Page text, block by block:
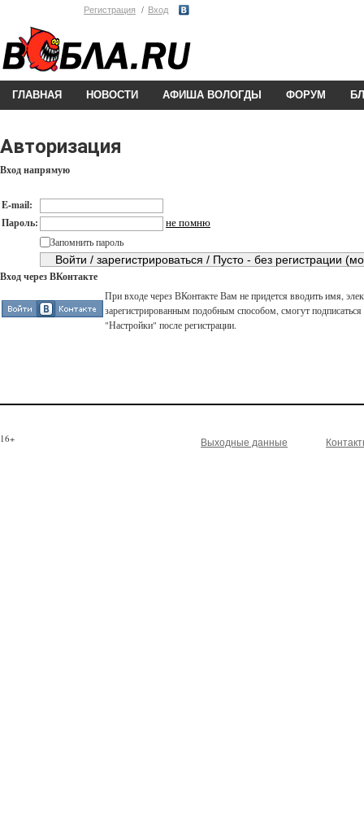
Регистрация Вход
ГЛАВНАЯ НОВОСТИ АФИША ВОЛОГДЫ ФОРУМ
Авторизация
Вход напрямую
E-mail:
Пароль:
не помню
Запомнить пароль
Вход через ВКонтакте
При входе через ВКонтакте Вам не придется вводить имя,
зарегистрированным подобным способом, смогут
"Настройки" после регистрации.
16+ Выходные данные